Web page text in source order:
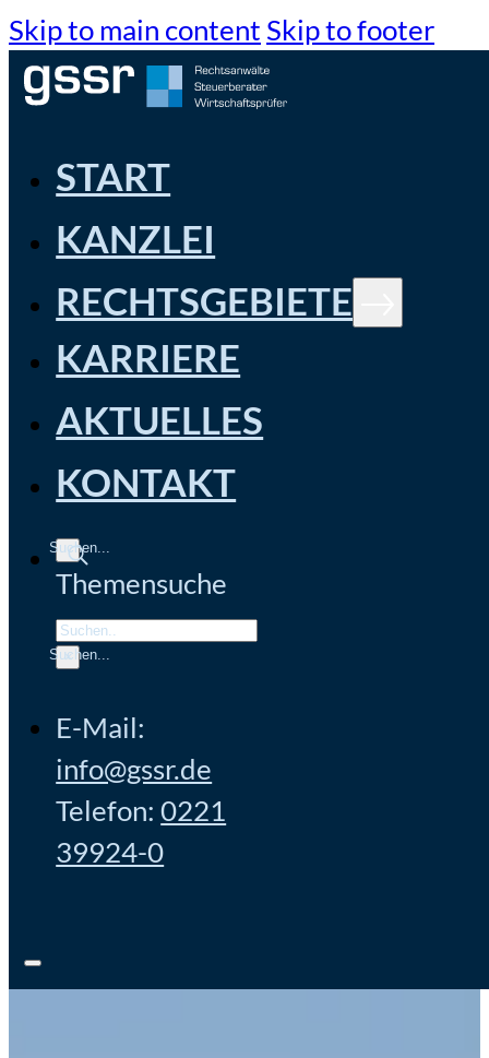
Skip to main content Skip to footer
START
KANZLEI
RECHTSGEBIETE
KARRIERE
AKTUELLES
KONTAKT
Themensuche
Search
×
E-Mail:
info@gssr.de
Telefon:0221
39924-0